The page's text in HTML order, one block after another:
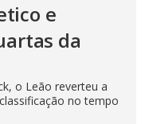
e
da
o Leão reverteu a
no tempo